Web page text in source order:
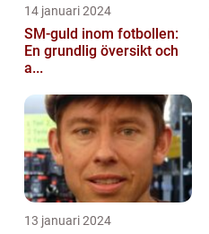
14 januari 2024
SM-guld inom fotbollen:
En grundlig översikt och
a...
13 januari 2024